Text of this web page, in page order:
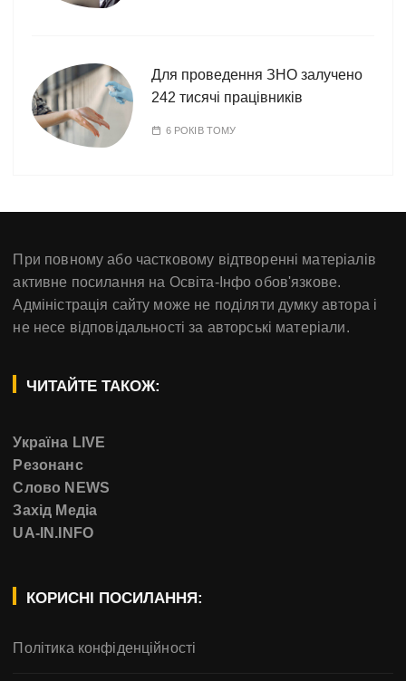
Для проведення ЗНО залучено
242 тисячі працівників
6 РОКІВ ТОМУ
При повному або частковому відтворенні матеріалів
активне посилання на Освіта-Інфо обов'язкове.
Адміністрація сайту може не поділяти думку автора і
не несе відповідальності за авторські матеріали.
ЧИТАЙТЕ ТАКОЖ:
Україна LIVE
Резонанс
Слово NEWS
Захід Медіа
UA-IN.INFO
КОРИСНІ ПОСИЛАННЯ:
Політика конфіденційності